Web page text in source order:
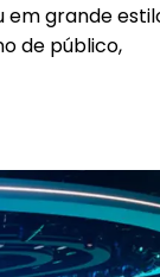
em grande
de público,